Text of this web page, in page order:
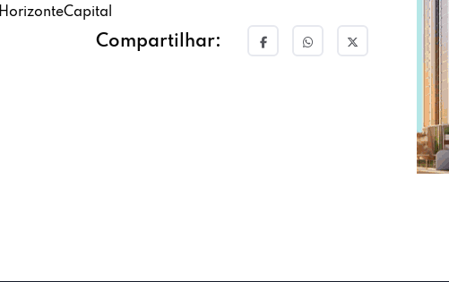
HorizonteCapital
Compartilhar: